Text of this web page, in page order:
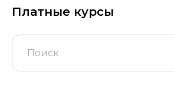
Платные курсы